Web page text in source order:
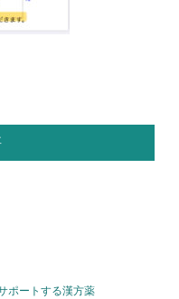
ポートする漢方薬